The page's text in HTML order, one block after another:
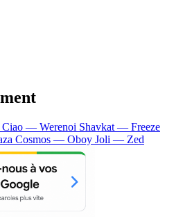
Ciao — Werenoi Shavkat — Freeze
Cosmos — Oboy Joli — Zed